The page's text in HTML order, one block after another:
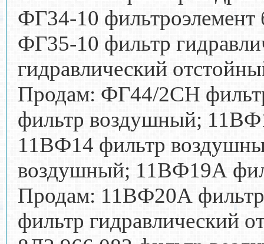
ФГ34-10
ФГ35-10 фильтр
гидравлический
Продам: ФГ44/2СН
фильтр воздушный;
11ВФ14 фильтр
воздушный; 11ВФ19А
Продам: 11ВФ20А
фильтр гидравлический